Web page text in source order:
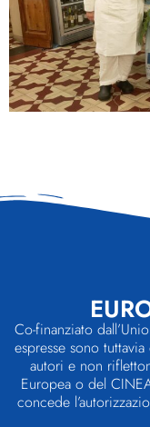
Co-finanziato
espresse sono
autori e non
Europea o del
concede